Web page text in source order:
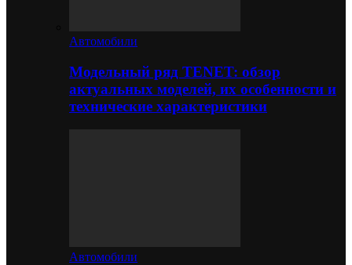
Автомобили
Модельный ряд TENET: обзор
актуальных моделей, их особенности и
технические характеристики
Автомобили